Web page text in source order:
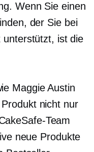
Wenn Sie einen
der Sie bei
ist die
Maggie Austin
nicht nur
Team
neue Produkte